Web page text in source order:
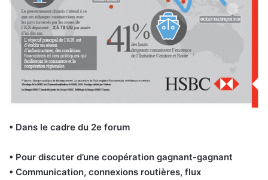
• Dans le cadre du 2e forum
• Pour discuter d’une coopération gagnant-gagnant
• Communication, connexions routières, flux